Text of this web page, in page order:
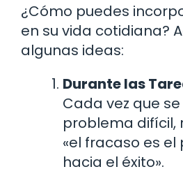
¿Cómo puedes
en su vida cotidiana?
algunas ideas:
Durante las
Cada vez que
problema difícil,
«el fracaso es
hacia el éxito».